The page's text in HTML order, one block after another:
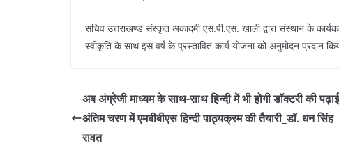
सचिव उत्तराखण्ड संस्कृत अकादमी एस.पी.एस. खाली द्वारा संस्थान के
स्वीकृति के साथ इस वर्ष के प्रस्तावित कार्य योजना को अनुमोदन प्रदान
अब अंग्रेजी माध्यम के साथ-साथ हिन्दी में भी होगी डॉक्टरी की
अंतिम चरण में एमबीबीएस हिन्दी पाठ्यक्रम की तैयारी_डॉ. धन सिंह
रावत